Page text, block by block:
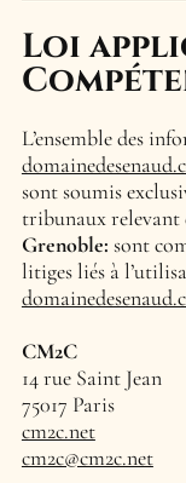
Loi
L’ensemble des
sont soumis
tribunaux relevant
Grenoble: sont
litiges liés à
CM2C
14 rue Saint Jean
75017 Paris
cm2c.net
cm2c@cm2c.net